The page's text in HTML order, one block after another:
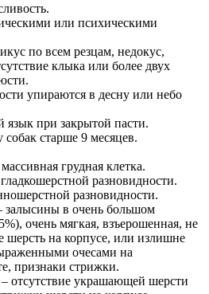
или психическими
по всем резцам, недокус,
клыка или более двух
упираются в десну или небо
при закрытой пасти.
старше 9 месяцев.
грудная клетка.
разновидности.
разновидности.
залысины в очень большом
очень мягкая, взъерошенная, не
шерсть на корпусе, или излишне
очесами на
признаки стрижки.
отсутствие украшающей шерсти